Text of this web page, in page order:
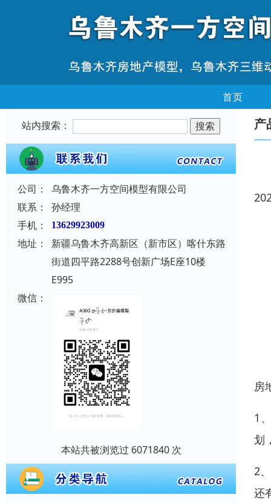
首页
站内搜索：
公司：
乌鲁木齐一方空间模型有限公司
联系：
孙经理
手机：
13629923009
地址：
新疆乌鲁木齐高新区（新市区）喀什东路
街道四平路2288号创新广场E座10楼
E995
微信：
本站共被浏览过 6071840 次
产
房
1
划
2
还